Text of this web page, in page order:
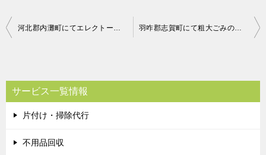
投
ビ
ゲ
ー
シ
河北郡内灘町にてエレクトーンの回収 お客様の声 羽咋郡志賀町にて粗大ごみの回収 お客様の声
サービス一覧情報
片付け・掃除代行
不用品回収